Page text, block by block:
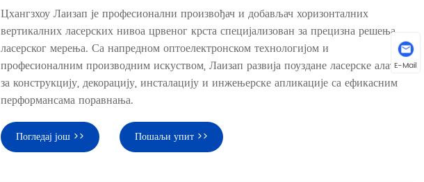
Цхангзхоу Лаизап је професионални произвођач и добављач хоризонталних
вертикалних ласерских нивоа црвеног крста специјализован за прецизна решења
ласерског мерења. Са напредном оптоелектронском технологијом и
професионалним производним искуством, Лаизап развија поуздане ласерске алате
за конструкцију, декорацију, инсталацију и инжењерске апликације са ефикасним
перформансама поравнања.
Погледај још >> Пошаљи упит >>
E-Mail